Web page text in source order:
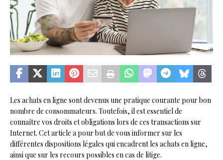
Les achats en ligne sont devenus une pratique courante pour bon
nombre de consommateurs. Toutefois, il est essentiel de
connaître vos droits et obligations lors de ces transactions sur
Internet. Cet article a pour but de vous informer sur les
différentes dispositions légales qui encadrent les achats en ligne,
ainsi que sur les recours possibles en cas de litige.